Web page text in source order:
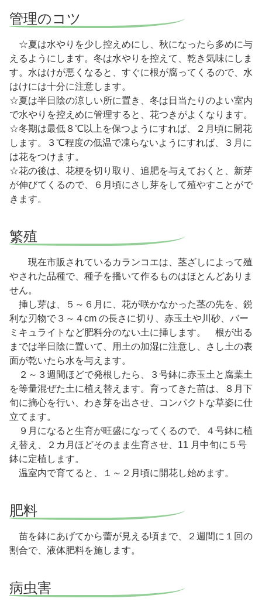
管理のコツ
☆夏は水やりを少し控えめにし、秋になったら多めに与
えるようにします。冬は水やりを控えて、乾き気味にしま
す。水はけが悪くなると、すぐに根が腐ってくるので、水
はけには十分に注意します。
☆夏は半日陰の涼しい所に置き、冬は日当たりのよい室内
で水やりを控えめに管理すると、花つきがよくなります。
☆冬期は最低８℃以上を保つようにすれば、２月頃に開花
します。３℃程度の低温で凍らないようにすれば、３月に
は花をつけます。
☆花の後は、花梗を切り取り、追肥を与えておくと、新芽
が伸びてくるので、６月頃にさし芽をして殖やすことがで
きます。
繁殖
現在市販されているカランコエは、茎ざしによって殖
やされた品種で、種子を播いて作るものはほとんどありま
せん。
挿し芽は、５～６月に、花が咲かなかった茎の先を、鋭
利な刃物で３～４cm の長さに切り、赤玉土や川砂、バー
ミキュライトなど肥料分のない土に挿します。 根が出る
までは半日陰に置いて、用土の加湿に注意し、さし土の表
面が乾いたら水を与えます。
２～３週間ほどで発根したら、３号鉢に赤玉土と腐葉土
を等量混ぜた土に植え替えます。育ってきた苗は、８月下
旬に摘心を行い、わき芽を出させ、コンパクトな草姿に仕
立てます。
９月になると生育が旺盛になってくるので、４号鉢に植
え替え、２カ月ほどそのまま生育させ、11 月中旬に５号
鉢に定植します。
温室内で育てると、１～２月頃に開花し始めます。
肥料
苗を鉢にあげてから蕾が見える頃まで、２週間に１回の
割合で、液体肥料を施します。
病虫害